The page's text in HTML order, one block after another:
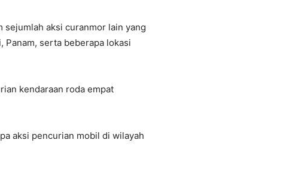
aksi curanmor lain yang
Panam, serta beberapa lokasi
kendaraan roda empat
aksi pencurian mobil di wilayah